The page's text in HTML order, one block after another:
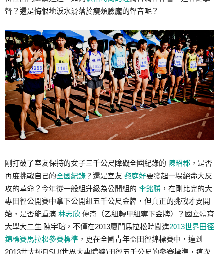
聲？還是悔恨地淚水滑落於瘦頰臉龐的聲音呢？
剛打破了室友保持的女子三千公尺障礙全國紀錄的 陳昭郡 ，是否
再度挑戰自己的全國紀錄 ？還是室友 黎庭妤要發起一場絕命大反
攻的革命？今年從一般組升級為公開組的 李銘勝 ，在剛比完的大
專田徑公開賽中拿下公開組五千公尺金牌，但真正的挑戰才要開
始，是否能重演 林志欣 傳奇（乙組轉甲組奪下金牌）？國立體育
大學大二生 陳宇璿，不僅在2013廈門馬拉松時闖進2013世界田徑
錦標賽馬拉松參賽標準 ，更在全國青年盃田徑錦標賽中，達到
2013世大運FISU(世界大專體總)田徑五千公尺的參賽標準，這次